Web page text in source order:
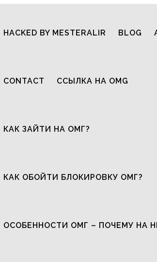
HACKED BY MESTERALIR BLOG
CONTACT ССЫЛКА НА OMG
КАК ЗАЙТИ НА ОМГ?
КАК ОБОЙТИ БЛОКИРОВКУ ОМГ?
ОСОБЕННОСТИ ОМГ – ПОЧЕМУ НА